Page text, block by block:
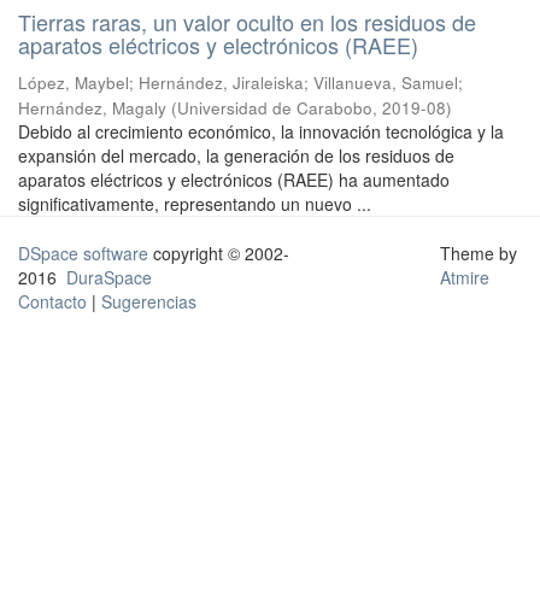
Tierras raras, un valor oculto en los residuos de
aparatos eléctricos y electrónicos (RAEE)
López, Maybel; Hernández, Jiraleiska; Villanueva, Samuel;
Hernández, Magaly (Universidad de Carabobo, 2019-08)
Debido al crecimiento económico, la innovación tecnológica y la
expansión del mercado, la generación de los residuos de
aparatos eléctricos y electrónicos (RAEE) ha aumentado
significativamente, representando un nuevo ...
DSpace software copyright © 2002-
2016 DuraSpace
Contacto | Sugerencias
Theme by
Atmire